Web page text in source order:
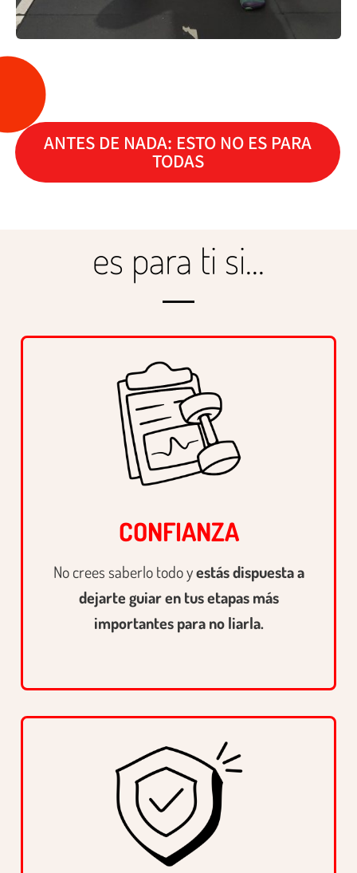
ANTES DE NADA: ESTO NO ES PARA
TODAS
es para ti si...
CONFIANZA
No crees saberlo todo yestás dispuesta a
dejarte guiar en tus etapas más
importantes para no liarla.